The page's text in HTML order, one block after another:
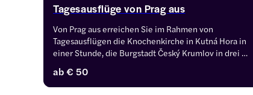
Tagesausflüge von Prag aus
Von Prag aus erreichen Sie im Rahmen von
Tagesausflügen die Knochenkirche in Kutná Hora in
einer Stunde, die Burgstadt Český Krumlov in drei
Stunden. Hier finden Sie geführte Gruppenreisen,
private Tagesausflüge sowie reine Transferangebote.
ab€ 50